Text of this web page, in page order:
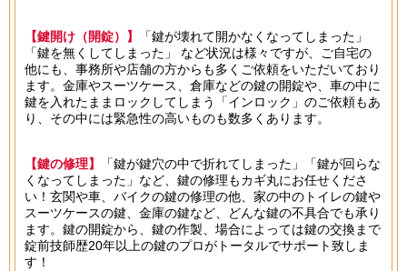
【鍵開け（開錠）】
「鍵が壊れて開かなくなってしまった」
「鍵を無くしてしまった」 など状況は様々ですが、ご自宅の
他にも、事務所や店舗の方からも多くご依頼をいただいており
ます。金庫やスーツケース、倉庫などの鍵の開錠や、車の中に
鍵を入れたままロックしてしまう「インロック」のご依頼もあ
り、その中には緊急性の高いものも数多くあります。
【鍵の修理】
「鍵が鍵穴の中で折れてしまった」「鍵が回らな
くなってしまった」など、鍵の修理もカギ丸にお任せくださ
い！玄関や車、バイクの鍵の修理の他、家の中のトイレの鍵や
スーツケースの鍵、金庫の鍵など、どんな鍵の不具合でも承り
ます。鍵の開錠から、鍵の作製、場合によっては鍵の交換まで
錠前技師歴20年以上の鍵のプロがトータルでサポート致しま
す！